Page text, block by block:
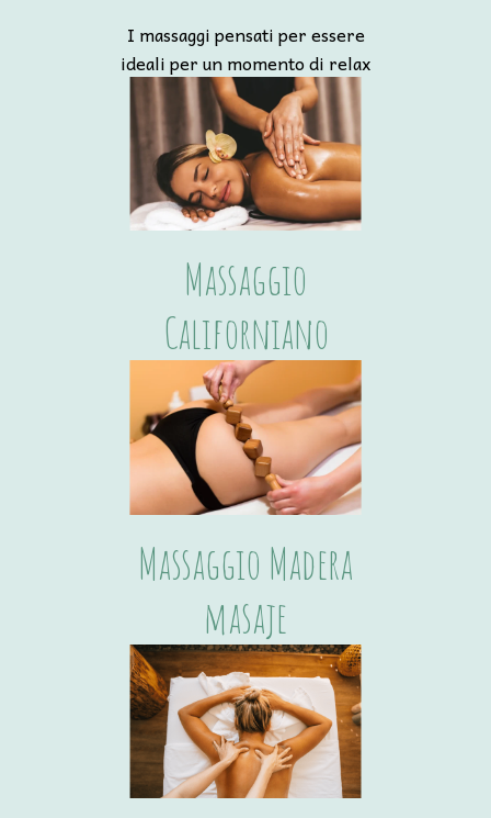
I massaggi pensati per essere
ideali per un momento di relax
Massaggio
Californiano
Massaggio Madera
masaje